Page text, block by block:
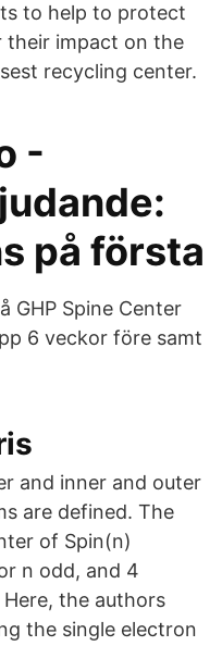
to help to protect
their impact on the
recycling center.
-
på första
GHP Spine Center
6 veckor före samt
and inner and outer
are defined. The
of Spin(n)
n odd, and 4
the authors
the single electron